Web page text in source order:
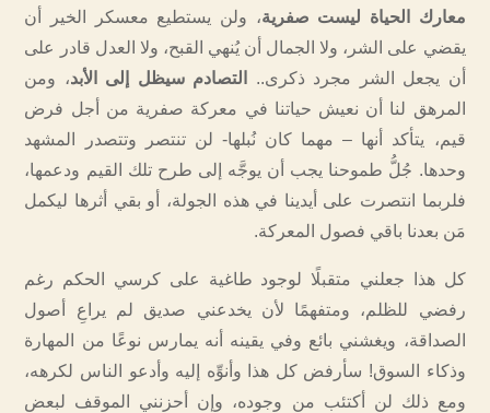
معارك الحياة ليست صفرية، ولن يستطيع معسكر الخير أن
يقضي على الشر، ولا الجمال أن يُنهي القبح، ولا العدل قادر على
أن يجعل الشر مجرد ذكرى..
التصادم سيظل إلى الأبد، ومن
المرهق لنا أن نعيش حياتنا في معركة صفرية من أجل فرض
قيم، يتأكد أنها – مهما كان نُبلها- لن تنتصر وتتصدر المشهد
وحدها. جُلُّ طموحنا يجب أن يوجَّه إلى طرح تلك القيم ودعمها،
فلربما انتصرت على أيدينا في هذه الجولة، أو بقي أثرها ليكمل
مَن بعدنا باقي فصول المعركة.
كل هذا جعلني متقبلًا لوجود طاغية على كرسي الحكم رغم
رفضي للظلم، ومتفهمًا لأن يخدعني صديق لم يراعِ أصول
الصداقة، ويغشني بائع وفي يقينه أنه يمارس نوعًا من المهارة
وذكاء السوق! سأرفض كل هذا وأنوِّه إليه وأدعو الناس لكرهه،
ومع ذلك لن أكتئب من وجوده، وإن أحزنني الموقف لبعض